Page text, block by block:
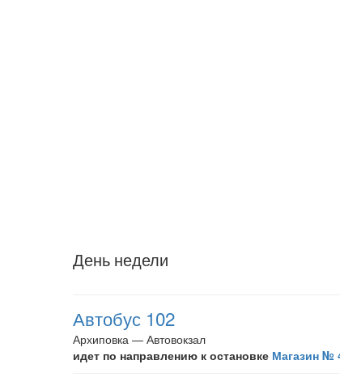
День недели
Автобус 102
Архиповка — Автовокзал
идет по направлению к остановке Магазин №